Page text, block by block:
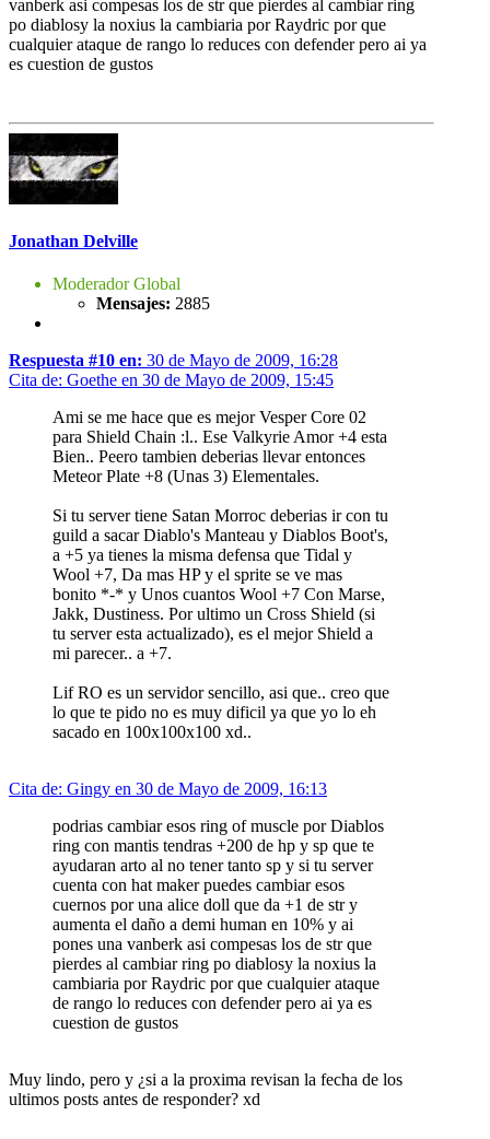
vanberk asi compesas los de str que pierdes al cambiar ring
po diablosy la noxius la cambiaria por Raydric por que
cualquier ataque de rango lo reduces con defender pero ai ya
es cuestion de gustos
Jonathan Delville
Moderador Global
Mensajes: 2885
Respuesta #10 en: 30 de Mayo de 2009, 16:28
Cita de: Goethe en 30 de Mayo de 2009, 15:45
Ami se me hace que es mejor Vesper Core 02
para Shield Chain :l.. Ese Valkyrie Amor +4 esta
Bien.. Peero tambien deberias llevar entonces
Meteor Plate +8 (Unas 3) Elementales.
Si tu server tiene Satan Morroc deberias ir con tu
guild a sacar Diablo's Manteau y Diablos Boot's,
a +5 ya tienes la misma defensa que Tidal y
Wool +7, Da mas HP y el sprite se ve mas
bonito *-* y Unos cuantos Wool +7 Con Marse,
Jakk, Dustiness. Por ultimo un Cross Shield (si
tu server esta actualizado), es el mejor Shield a
mi parecer.. a +7.
Lif RO es un servidor sencillo, asi que.. creo que
lo que te pido no es muy dificil ya que yo lo eh
sacado en 100x100x100 xd..
Cita de: Gingy en 30 de Mayo de 2009, 16:13
podrias cambiar esos ring of muscle por Diablos
ring con mantis tendras +200 de hp y sp que te
ayudaran arto al no tener tanto sp y si tu server
cuenta con hat maker puedes cambiar esos
cuernos por una alice doll que da +1 de str y
aumenta el daño a demi human en 10% y ai
pones una vanberk asi compesas los de str que
pierdes al cambiar ring po diablosy la noxius la
cambiaria por Raydric por que cualquier ataque
de rango lo reduces con defender pero ai ya es
cuestion de gustos
Muy lindo, pero y ¿si a la proxima revisan la fecha de los
ultimos posts antes de responder? xd